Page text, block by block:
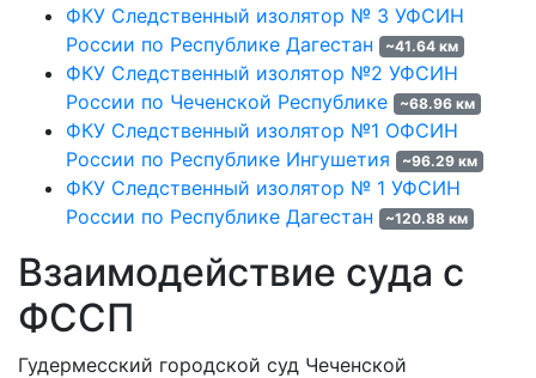
ФКУ Следственный изолятор № 3 УФСИН
России по Республике Дагестан
~41.64 км
ФКУ Следственный изолятор №2 УФСИН
России по Чеченской Республике
~68.96 км
ФКУ Следственный изолятор №1 ОФСИН
России по Республике Ингушетия
~96.29 км
ФКУ Следственный изолятор № 1 УФСИН
России по Республике Дагестан
~120.88 км
Взаимодействие суда с
ФССП
Гудермесский городской суд Чеченской